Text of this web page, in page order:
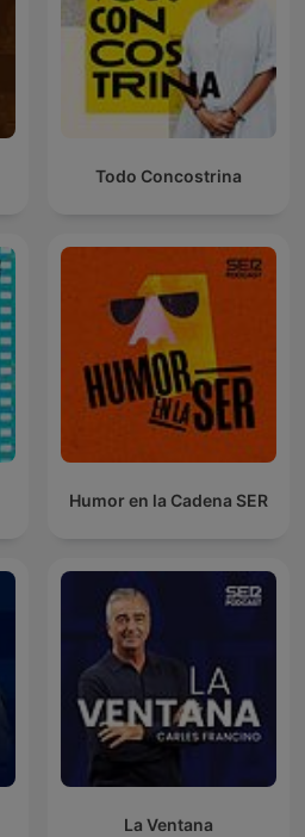
Todo Concostrina
Humor en la Cadena SER
La Ventana